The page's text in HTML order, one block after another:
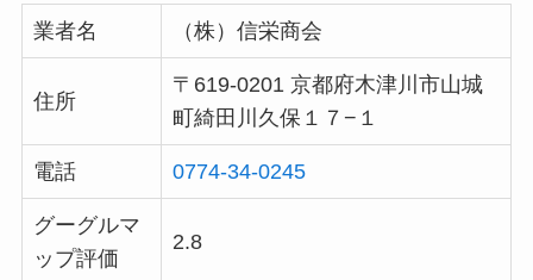
業者名 （株）信栄商会
住所
〒619-0201 京都府木津川市山城
町綺田川久保１７−１
電話 0774-34-0245
グーグルマ
ップ評価
2.8